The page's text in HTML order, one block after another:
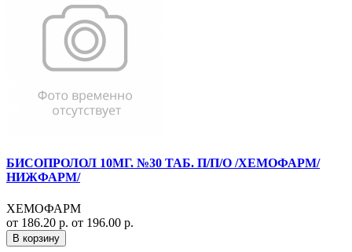
БИСОПРОЛОЛ 10МГ. №30 ТАБ. П/П/О /ХЕМОФАРМ/
НИЖФАРМ/
ХЕМОФАРМ
от 186.20 р. от 196.00 р.
В корзину